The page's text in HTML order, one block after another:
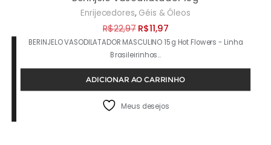
Enrijecedores, Géis & Óleos
R$22,97 O
preço
original
era:
R$22,97.
R$11,97O
preço
é:
R$11,97.
BERINJELO VASODILATADOR MASCULINO 15g Hot Flowers - Linha
Brasileirinhos…
ADICIONAR AO CARRINHO
Meus desejos